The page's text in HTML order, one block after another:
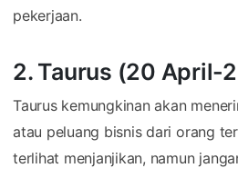
pekerjaan.
2. Taurus (20 April-
Taurus kemungkinan akan
atau peluang bisnis dari orang
terlihat menjanjikan, namun